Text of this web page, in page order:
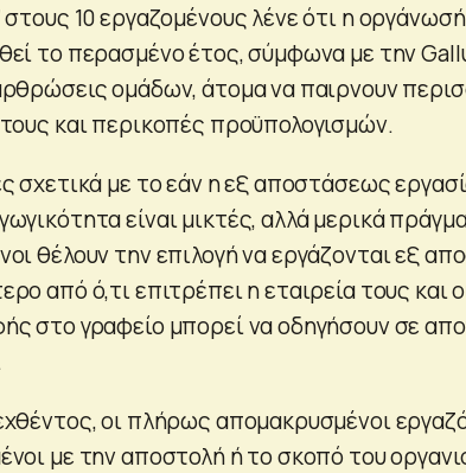
10 εργαζομένους λένε ότι η
το περασμένο έτος, σύμφωνα με την
ομάδων, άτομα να παιρνουν
και περικοπές προϋπολογισμών.
σχετικά με το εάν η εξ αποστάσεως
είναι μικτές, αλλά μερικά
θέλουν την επιλογή να εργάζονται εξ
από ό,τι επιτρέπει η εταιρεία τους και
στο γραφείο μπορεί να οδηγήσουν σε
οι πλήρως απομακρυσμένοι
με την αποστολή ή το σκοπό του